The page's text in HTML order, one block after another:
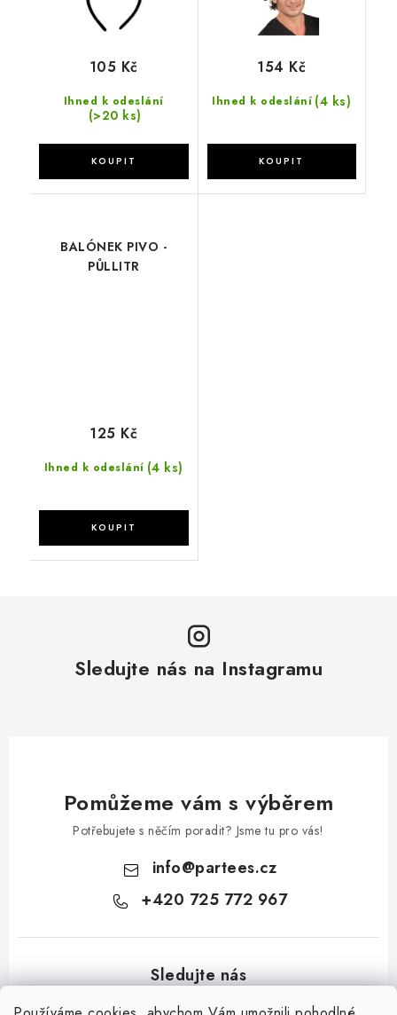
Ihned k odeslání
(>20 ks)
105 Kč
Ihned k odeslání (4 ks)
154 Kč
BALÓNEK PIVO -
PŮLLITR
Ihned k odeslání (4 ks)
125 Kč
Sledujte nás na Instagramu
Pomůžeme vám s výběrem
Potřebujete s něčím poradit? Jsme tu pro vás!
info@partees.cz
+420 725 772 967